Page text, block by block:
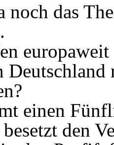
noch das
einen
den